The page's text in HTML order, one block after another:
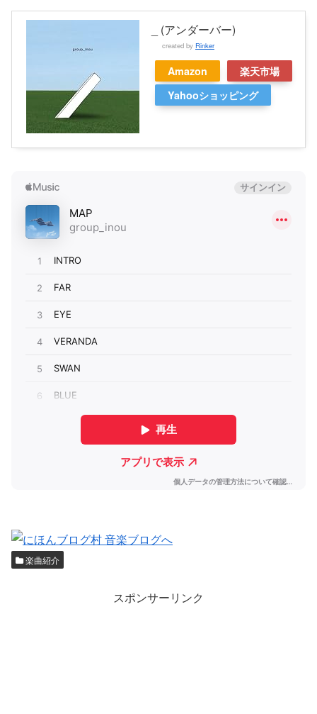
_ (アンダーバー)
created by Rinker
Amazon
楽天市場
Yahooショッピング
楽曲紹介
スポンサーリンク